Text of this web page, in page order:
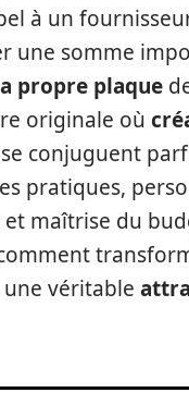
à un
une somme
propre plaque
originale où
conjuguent
pratiques,
maîtrise du
une véritable